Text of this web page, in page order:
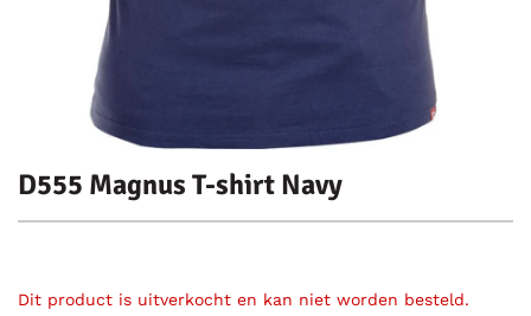
D555 Magnus T-shirt Navy
Dit product is uitverkocht en kan niet worden besteld.